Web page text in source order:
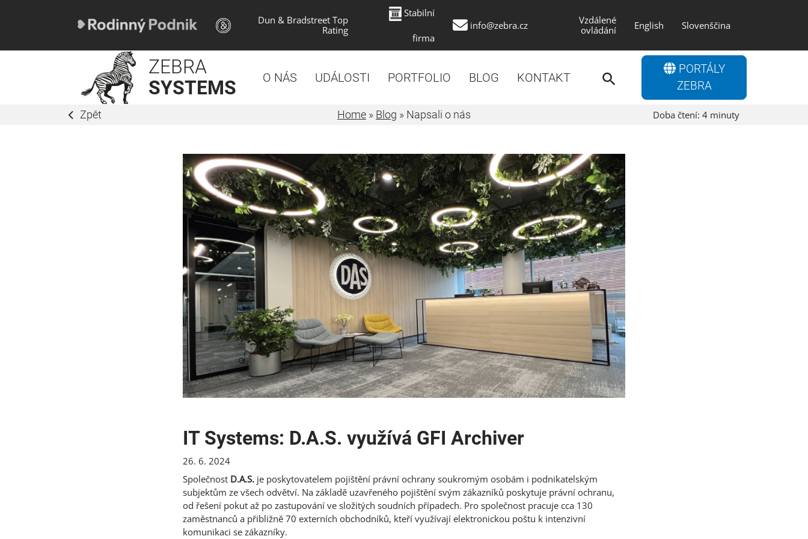
Dun & Bradstreet Top
Rating
Stabilní
firma
info@zebra.cz
Vzdálené
ovládání
English Slovenščina
ZEBRA
SYSTEMS
O NÁS UDÁLOSTI PORTFOLIO BLOG KONTAKT
PORTÁLY
ZEBRA
Zpět Home » Blog » Napsali o nás Doba čtení: 4 minuty
IT Systems: D.A.S. využívá GFI Archiver
26. 6. 2024
Společnost D.A.S. je poskytovatelem pojištění právní ochrany soukromým osobám i podnikatelským
subjektům ze všech odvětví. Na základě uzavřeného pojištění svým zákazníků poskytuje právní ochranu,
od řešení pokut až po zastupování ve složitých soudních případech. Pro společnost pracuje cca 130
zaměstnanců a přibližně 70 externích obchodníků, kteří využívají elektronickou poštu k intenzivní
komunikaci se zákazníky.